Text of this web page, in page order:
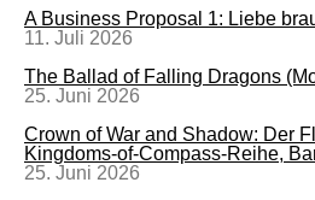
A Business Proposal 1: Liebe
11. Juli 2026
The Ballad of Falling Dragons
25. Juni 2026
Crown of War and Shadow: Der
Kingdoms-of-Compass-Reihe,
25. Juni 2026